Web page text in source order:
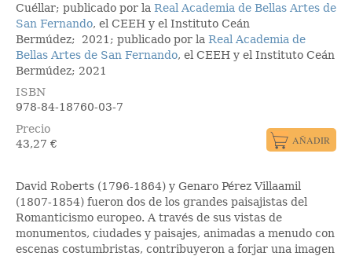
Cuéllar; publicado por la Real Academia de Bellas Artes de
San Fernando, el CEEH y el Instituto Ceán
Bermúdez; 2021; publicado por la Real Academia de
Bellas Artes de San Fernando, el CEEH y el Instituto Ceán
Bermúdez; 2021
ISBN
978-84-18760-03-7
Precio
43,27 €
David Roberts (1796-1864) y Genaro Pérez Villaamil
(1807-1854) fueron dos de los grandes paisajistas del
Romanticismo europeo. A través de sus vistas de
monumentos, ciudades y paisajes, animadas a menudo con
escenas costumbristas, contribuyeron a forjar una imagen